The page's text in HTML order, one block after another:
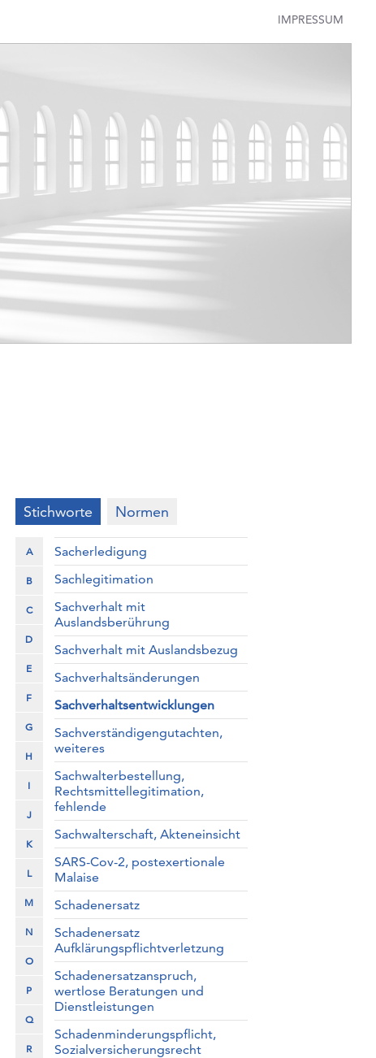
IMPRESSUM
Stichworte Normen
A
B
C
D
E
F
G
H
I
J
K
L
M
N
O
P
Q
R
Sacherledigung
Sachlegitimation
Sachverhalt mit
Auslandsberührung
Sachverhalt mit Auslandsbezug
Sachverhaltsänderungen
Sachverhaltsentwicklungen
Sachverständigengutachten,
weiteres
Sachwalterbestellung,
Rechtsmittellegitimation,
fehlende
Sachwalterschaft, Akteneinsicht
SARS-Cov-2, postexertionale
Malaise
Schadenersatz
Schadenersatz
Aufklärungspflichtverletzung
Schadenersatzanspruch,
wertlose Beratungen und
Dienstleistungen
Schadenminderungspflicht,
Sozialversicherungsrecht